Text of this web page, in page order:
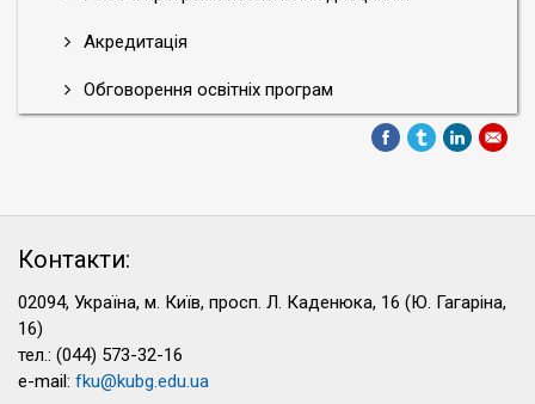
Акредитація
Обговорення освітніх програм
Контакти:
02094, Україна, м. Київ, просп. Л. Каденюка, 16 (Ю. Гагаріна,
16)
тел.: (044) 573-32-16
e-mail: fku@kubg.edu.ua